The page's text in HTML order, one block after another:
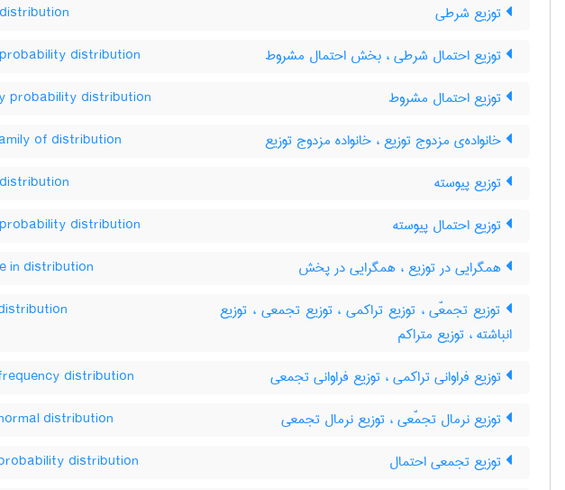
توزیع شرطی
توزیع احتمال شرطی ، بخش احتمال مشروط distribution
توزیع احتمال مشروط probability distribution
خانواده‌ی مزدوج توزیع ، خانواده مزدوج توزیع of distribution
توزیع پیوسته
توزیع احتمال پیوسته distribution
همگرایی در توزیع ، همگرایی در پخش in distribution
توزیع تجمعّی ، توزیع تراکمی ، توزیع تجمعی ، توزیع
انباشته ، توزیع متراکم
توزیع فراوانی تراکمی ، توزیع فراوانی تجمعی distribution
توزیع نرمال تجمّعی ، توزیع نرمال تجمعی distribution
توزیع تجمعی احتمال distribution